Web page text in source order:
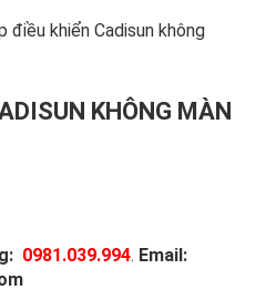
điều khiển Cadisun không
KHÔNG MÀN
0981.039.994. Email: